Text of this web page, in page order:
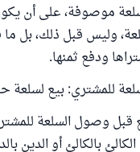
موصوفة، على أن
وليس قبل ذلك، بل
ودفع ثمنها.
للمشتري: بيع لسلعة
قبل وصول السلعة
بالكالئ أو الدين